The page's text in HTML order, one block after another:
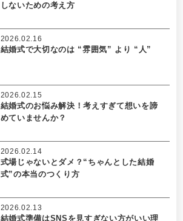
しないための考え方
結婚式で大切なのは “雰囲気” より “人”
2026.02.16
結婚式のお悩み解決！考えすぎて想いを諦
めていませんか？
2026.02.15
式場じゃないとダメ？“ちゃんとした結婚
式”の本当のつくり方
2026.02.14
結婚式準備はSNSを見すぎない方がいい理
2026.02.13